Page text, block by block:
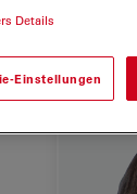
Details
Einstellungen